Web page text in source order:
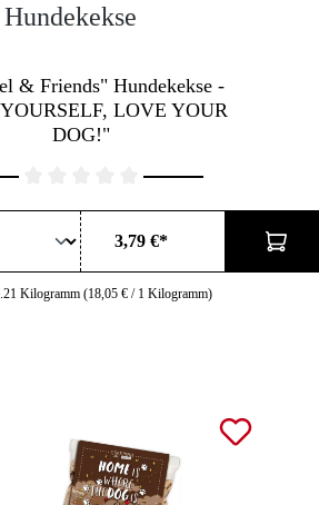
Hundekekse
& Friends" Hundekekse -
LOVE YOUR
DOG!"
Kilogramm (18,05 € / 1 Kilogramm)
3,79 €*
Bewertung von 0 von 5 Sternen